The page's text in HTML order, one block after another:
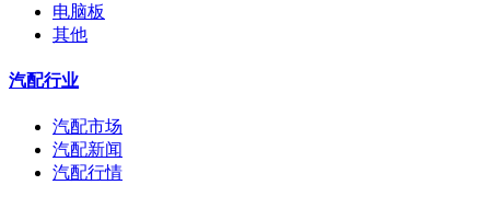
电脑板
其他
汽配行业
汽配市场
汽配新闻
汽配行情